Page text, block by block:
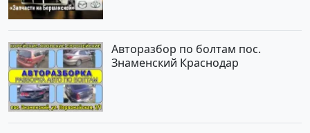
Авторазбор по болтам пос.
Знаменский Краснодар